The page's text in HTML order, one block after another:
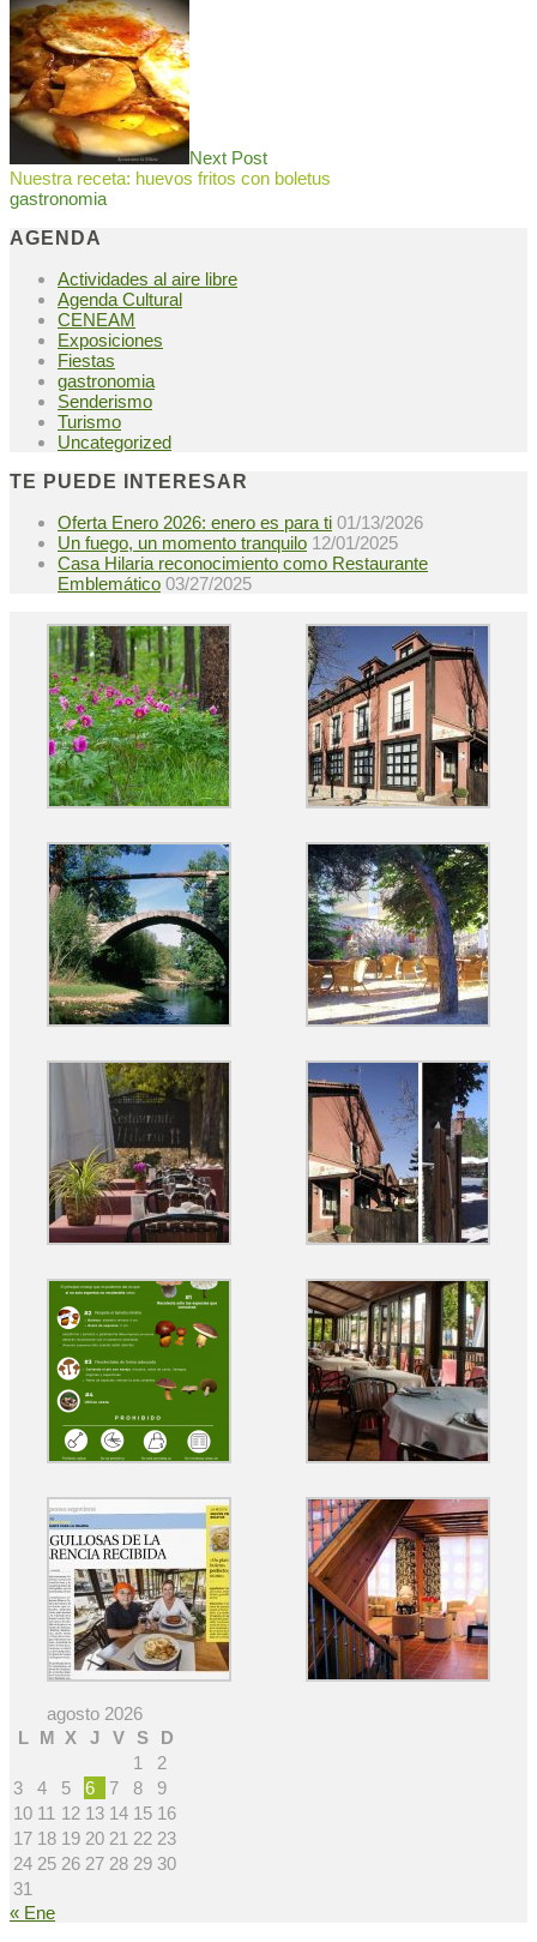
Next Post
Nuestra receta: huevos fritos con boletus
gastronomia
AGENDA
Actividades al aire libre
Agenda Cultural
CENEAM
Exposiciones
Fiestas
gastronomia
Senderismo
Turismo
Uncategorized
TE PUEDE INTERESAR
Oferta Enero 2026: enero es para ti 01/13/2026
Un fuego, un momento tranquilo 12/01/2025
Casa Hilaria reconocimiento como Restaurante
Emblemático 03/27/2025
agosto 2026
L
M X J V S
D
1
2
3
4 5 6 7 8
9
10 11 12 13 14 15 16
17 18 19 20 21 22 23
24 25 26 27 28 29 30
31
« Ene